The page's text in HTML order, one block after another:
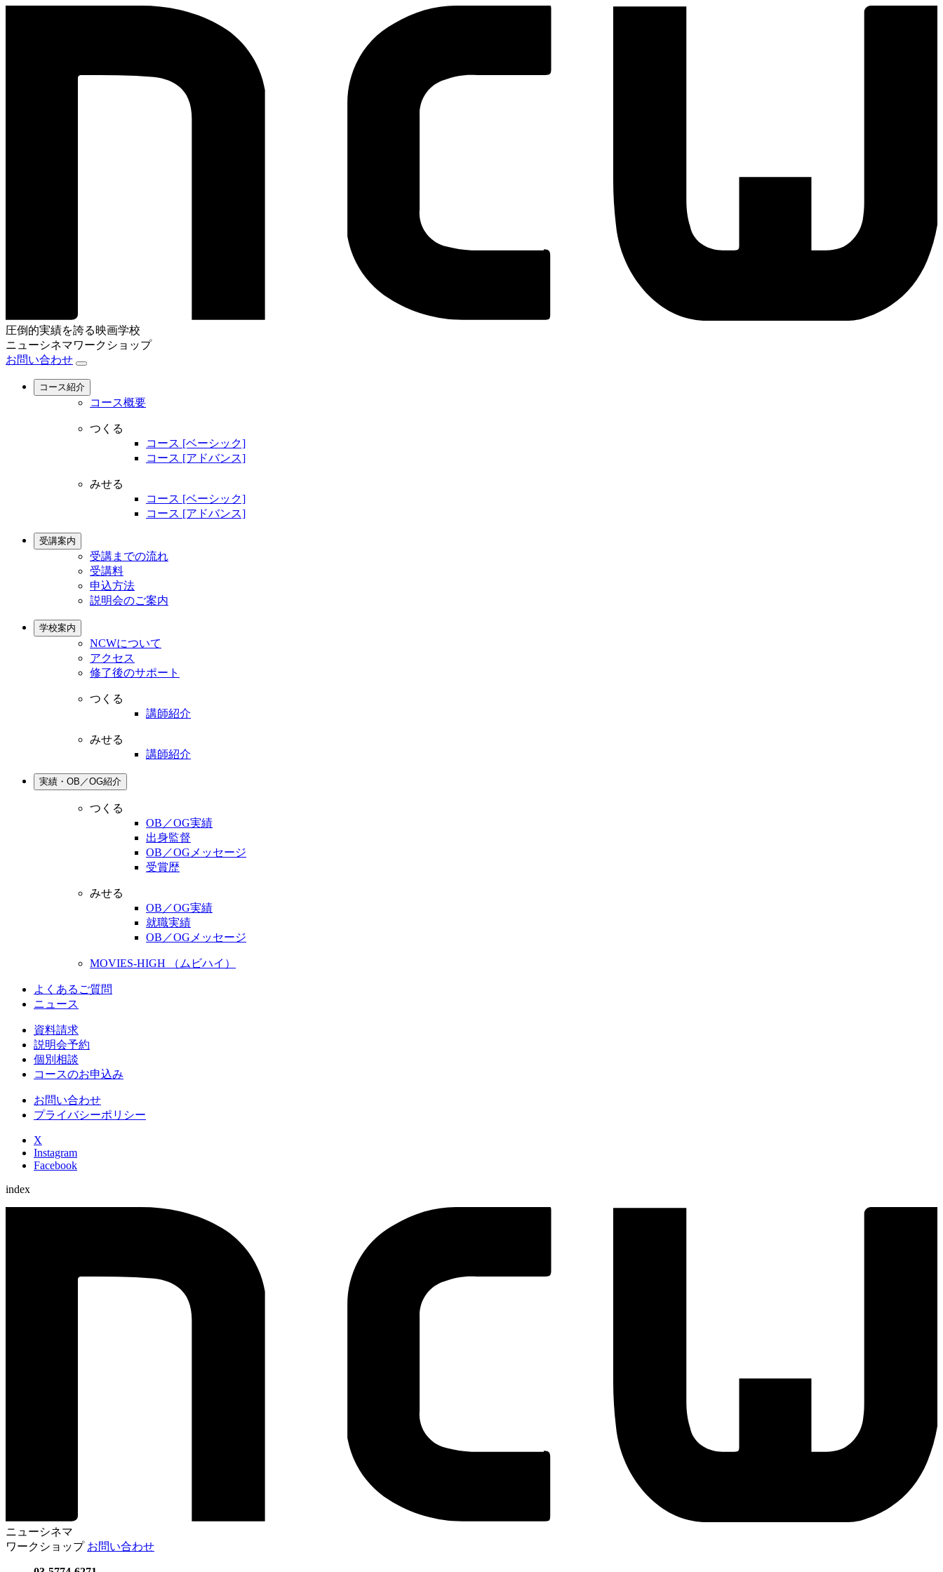
圧倒的実績を誇る映画学校
ニューシネマワークショップ
お問い合わせ
コース紹介
コース概要
つくる
コース [ベーシック]
コース [アドバンス]
みせる
コース [ベーシック]
コース [アドバンス]
受講案内
受講までの流れ
受講料
申込方法
説明会のご案内
学校案内
NCWについて
アクセス
修了後のサポート
つくる
講師紹介
みせる
講師紹介
実績・OB／OG紹介
つくる
OB／OG実績
出身監督
OB／OGメッセージ
受賞歴
みせる
OB／OG実績
就職実績
OB／OGメッセージ
MOVIES-HIGH （ムビハイ）
よくあるご質問
ニュース
資料請求
説明会予約
個別相談
コースのお申込み
お問い合わせ
プライバシーポリシー
X
Instagram
Facebook
index
ニューシネマ
ワークショップ お問い合わせ